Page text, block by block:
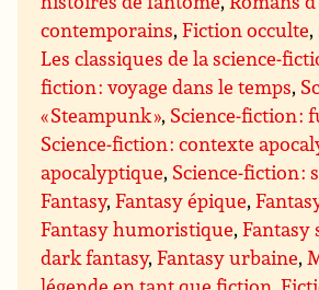
contemporains,Fiction occulte,
Les classiques de la science-
fiction : voyage dans le temps,
« Steampunk », Science-fiction :
Science-fiction : contexte
apocalyptique, Science-fiction :
Fantasy,Fantasy épique,
Fantasy humoristique,Fantasy
dark fantasy,Fantasy urbaine,